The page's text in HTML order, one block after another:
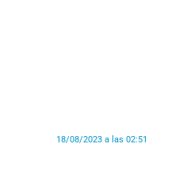
18/08/2023 a las 02:51